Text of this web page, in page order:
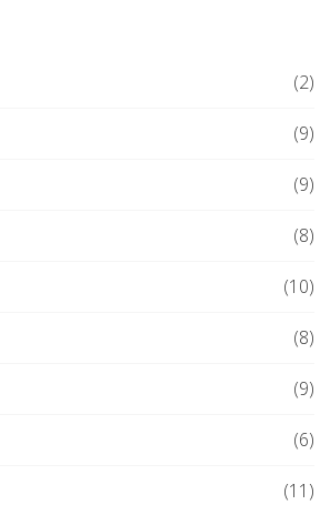
(2)
(9)
(9)
(8)
(10)
(8)
(9)
(6)
(11)